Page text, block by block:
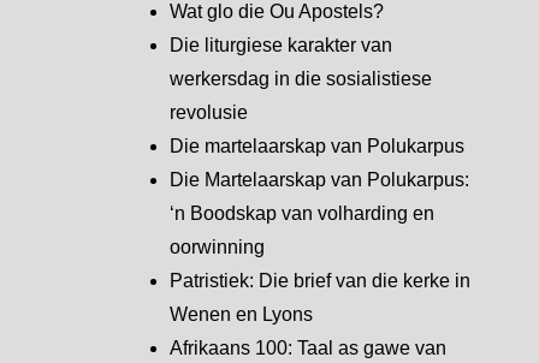
Wat glo die Ou Apostels?
Die liturgiese karakter van
werkersdag in die sosialistiese
revolusie
Die martelaarskap van Polukarpus
Die Martelaarskap van Polukarpus:
‘n Boodskap van volharding en
oorwinning
Patristiek: Die brief van die kerke in
Wenen en Lyons
Afrikaans 100: Taal as gawe van